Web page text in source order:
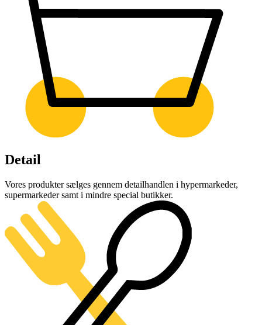
Detail
Vores produkter sælges gennem detailhandlen i hypermarkeder,
supermarkeder samt i mindre special butikker.